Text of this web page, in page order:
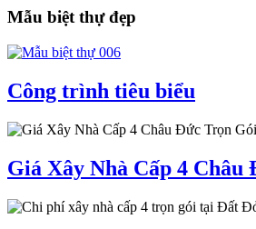
Mẫu biệt thự đẹp
Công trình tiêu biểu
Giá Xây Nhà Cấp 4 Châu